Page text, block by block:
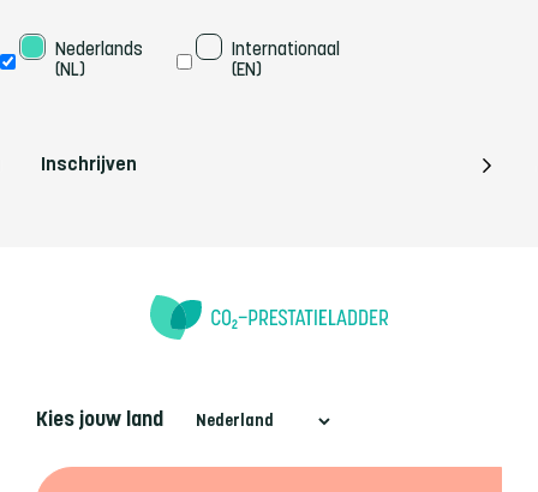
Taal
Nederlands
(NL)
Internationaal
(EN)
Inschrijven
Kies jouw land